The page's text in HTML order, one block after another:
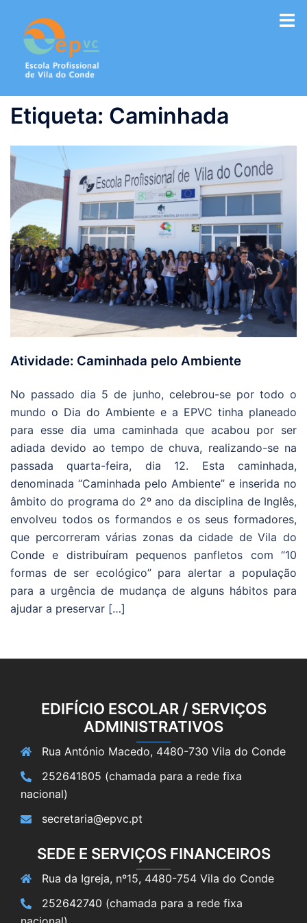
conteúdo
Etiqueta: Caminhada
Atividade: Caminhada pelo Ambiente
No passado dia 5 de junho, celebrou-se por todo o
mundo o Dia do Ambiente e a EPVC tinha planeado
para esse dia uma caminhada que acabou por ser
adiada devido ao tempo de chuva, realizando-se na
passada quarta-feira, dia 12. Esta caminhada,
denominada “Caminhada pelo Ambiente” e inserida no
âmbito do programa do 2º ano da disciplina de Inglês,
envolveu todos os formandos e os seus formadores,
que percorreram várias zonas da cidade de Vila do
Conde e distribuíram pequenos panfletos com “10
formas de ser ecológico” para alertar a população
para a urgência de mudança de alguns hábitos para
ajudar a preservar […]
EDIFÍCIO ESCOLAR / SERVIÇOS
ADMINISTRATIVOS
Rua António Macedo, 4480-730 Vila do Conde
252641805 (chamada para a rede fixa
nacional)
secretaria@epvc.pt
SEDE E SERVIÇOS FINANCEIROS
Rua da Igreja, nº15, 4480-754 Vila do Conde
252642740 (chamada para a rede fixa